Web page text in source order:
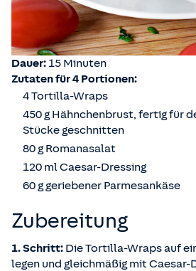
Dauer: 15 Minuten
Zutaten für 4 Portionen:
4 Tortilla-Wraps
450 g Hähnchenbrust, fertig für
Stücke geschnitten
80 g Romanasalat
120 ml Caesar-Dressing
60 g geriebener Parmesankäse
Zubereitung
1. Schritt: Die Tortilla-Wraps auf
legen und gleichmäßig mit Caesar-